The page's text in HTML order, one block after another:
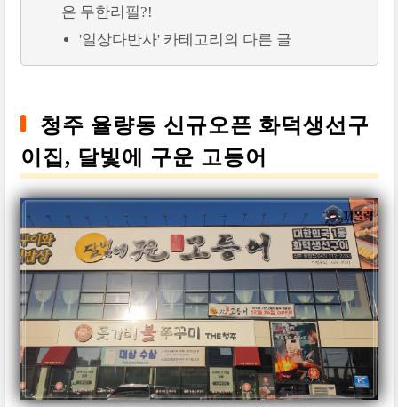
은 무한리필?!
'일상다반사' 카테고리의 다른 글
청주 율량동 신규오픈 화덕생선구
이집, 달빛에 구운 고등어